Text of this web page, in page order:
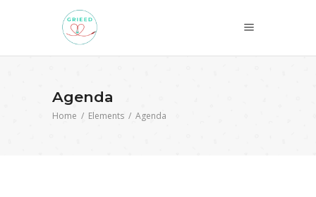
Agenda
Home / Elements / Agenda